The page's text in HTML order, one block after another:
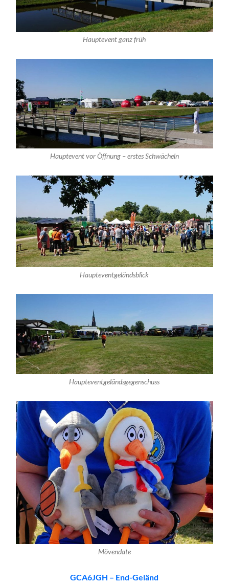
Hauptevent ganz früh
Hauptevent vor Öffnung – erstes Schwächeln
Haupteventgeländsblick
Haupteventgeländsgegenschuss
Mövendate
GCA6JGH – End-Geländ